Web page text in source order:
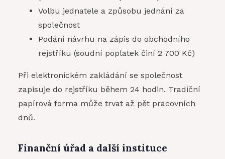
Volbu jednatele a způsobu jednání za
společnost
Podání návrhu na zápis do obchodního
rejstříku (soudní poplatek činí 2 700 Kč)
Při elektronickém zakládání se společnost
zapisuje do rejstříku během 24 hodin. Tradiční
papírová forma může trvat až pět pracovních
dnů.
Finanční úřad a další instituce